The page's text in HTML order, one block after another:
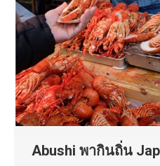
Abushi พากินถิ่น